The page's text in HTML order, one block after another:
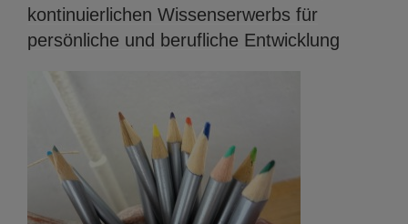
kontinuierlichen Wissenserwerbs für
persönliche und berufliche Entwicklung